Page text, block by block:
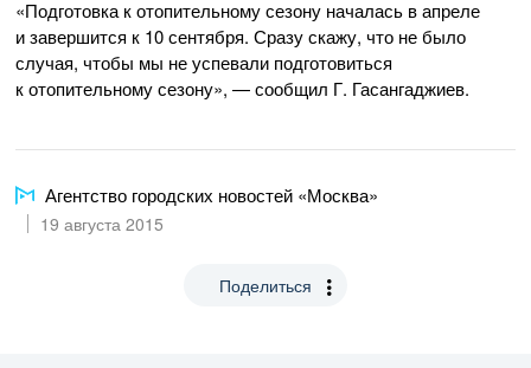
«Подготовка к отопительному сезону началась в апреле
и завершится к 10 сентября. Сразу скажу, что не было
случая, чтобы мы не успевали подготовиться
к отопительному сезону», — сообщил Г. Гасангаджиев.
Агентство городских новостей «Москва»
19 августа 2015
Поделиться